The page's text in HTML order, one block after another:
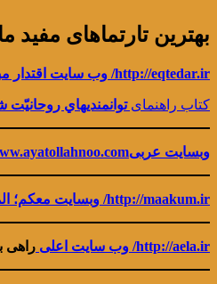
بهترین تارتماهای مفید
http://eqtedar.ir/ وب سایت اقتدار مبلغین روحانیت شیعه
کتاب راهنمایتوانمندیهاي روحانیّت
وبسایت عربی
http://maakum.ir/ وبسایت معکم؛ الموقع رسمی للمکتبه
http://aela.ir/ وب سایت اعلی راهی